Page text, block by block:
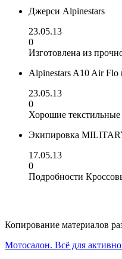
Джерси Alpinestars
23.05.13
0
Изготовлена из
Alpinestars A10 Air
23.05.13
0
Хорошие
Экипировка
17.05.13
0
Подробности
Копирование материалов
Мотосалон. Всё для